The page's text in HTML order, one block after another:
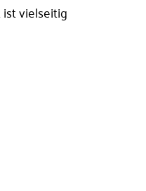
vielseitig